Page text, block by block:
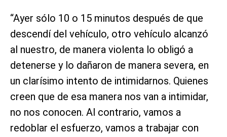
“Ayer sólo 10 o 15 minutos después de que
descendí del vehículo, otro vehículo alcanzó
al nuestro, de manera violenta lo obligó a
detenerse y lo dañaron de manera severa, en
un clarísimo intento de intimidarnos. Quienes
creen que de esa manera nos van a intimidar,
no nos conocen. Al contrario, vamos a
redoblar el esfuerzo, vamos a trabajar con